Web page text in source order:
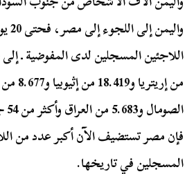
اللاجئين المسجلين لدى المفوضية ـ إلى
فإن مصر تستضيف الآن أكبر عدد من
المسجلين في تاريخها.